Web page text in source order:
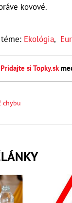
kovové.
Ekológia,
Pridajte si Topky.sk
chybu